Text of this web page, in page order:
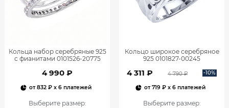
Кольца набор серебряные 925
с фианитами 0101526-20775
4 990 ₽
от832 ₽ x 6 платежей
Выберите размер:
Кольцо широкое серебряное
925 0101827-00245
4 311 ₽ 4 790 ₽ -10%
от719 ₽ x 6 платежей
Выберите размер: